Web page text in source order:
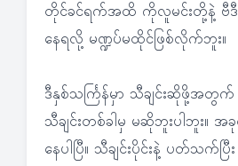
တိုင်ခင်ရက်အထိ ကိုလူမင်းတို့နဲ့ ဗီ
နေရလို့ မဏ္ဍပ်မထိုင်ဖြစ်လိုက်ဘူး။
ဒီနှစ်သင်္ကြန်မှာ သီချင်းဆိုဖို့အတွက်
သီချင်းတစ်ခါမှ မဆိုဘူးပါဘူး။ အ
နေပါပြီ။ သီချင်းပိုင်းနဲ့ ပတ်သက်ပ